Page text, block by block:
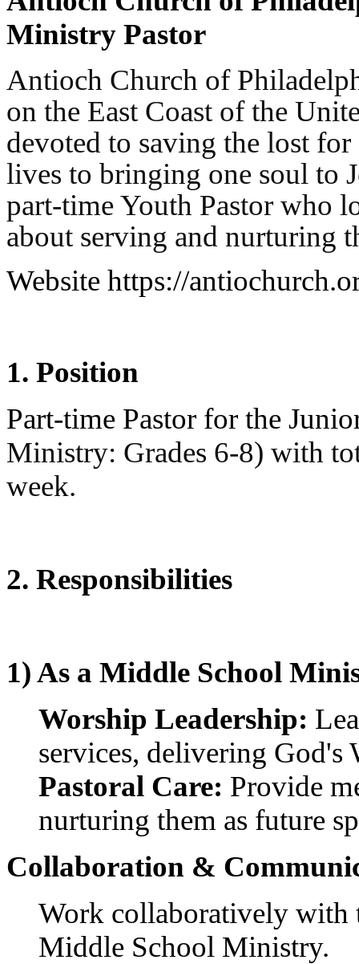
소
합
출
장
마
러
브
약
국
주
소
야
즐
성
릴
구
발
부
임
심
트
무
Ministry Pastor
Antioch Church of
on the East Coast of the
devoted to saving the lost
lives to bringing one soul to
part-time Youth Pastor who
about serving and nurturing
Website https://
1. Position
Part-time Pastor for the
Ministry: Grades 6-8) with
week.
2. Responsibilities
1) As a Middle School
Worship Leadership:
services, delivering God's
Pastoral Care: Provide
nurturing them as future
Collaboration &
Work collaboratively with
Middle School Ministry.